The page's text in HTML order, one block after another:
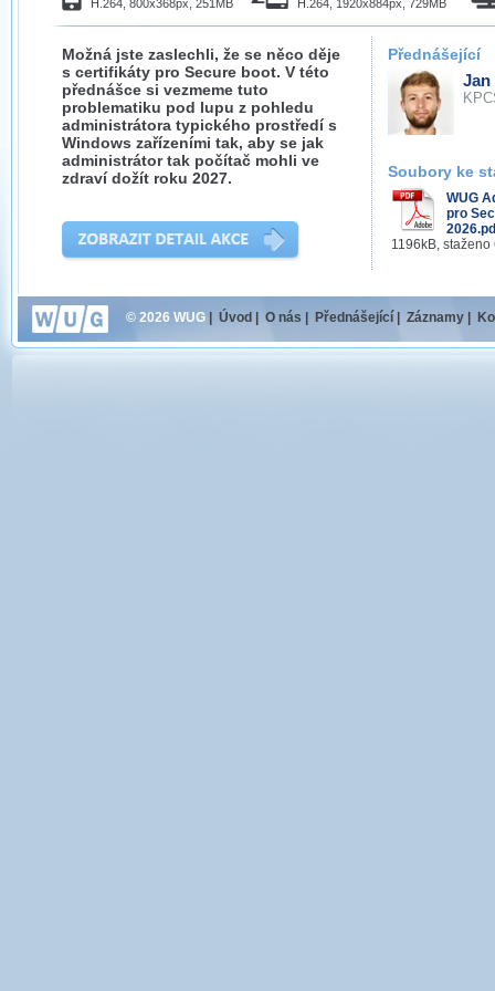
H.264, 800x368px, 251MB H.264, 1920x884px, 729MB
Možná jste zaslechli, že se něco děje
s certifikáty pro Secure boot. V této
přednášce si vezmeme tuto
problematiku pod lupu z pohledu
administrátora typického prostředí s
Windows zařízeními tak, aby se jak
administrátor tak počítač mohli ve
zdraví dožít roku 2027.
Přednášející
Jan
Soubory ke
WUG
pro
1196kB, staženo
© 2026 WUG Úvod O nás Přednášející Záznamy